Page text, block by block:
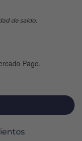
de saldo.
Pago.